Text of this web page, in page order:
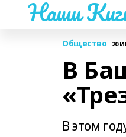
Наши
Общество 20
В
В этом